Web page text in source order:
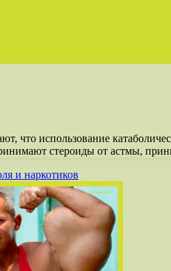
что использование
стероиды от астмы,
и наркотиков